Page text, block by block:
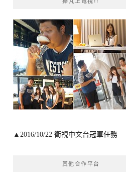
▲2016/10/22 衛視中文台冠軍任務
其他合作平台